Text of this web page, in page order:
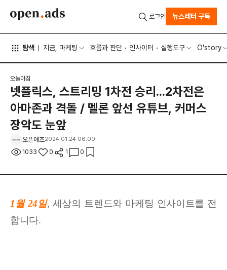
탐색 지금, 마케팅 흐름과 판단 인사이터 실행도구 O'story
로그인 뉴스레터 구독
오늘아침
넷플릭스, 스트리밍 1차전 승리...2차전은
아마존과 격돌 / 멜론 앞선 유튜브, 커머스
장악도 눈앞
오픈애즈2024.01.24 06:00
1033 0 1 0
1월 24 일, 세상의 트렌드와 마케팅 인사이트를 전
합니다.